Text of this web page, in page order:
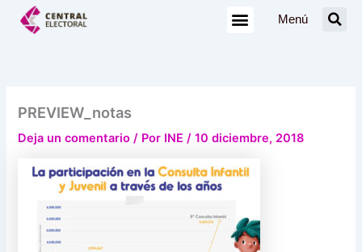
Menú
PREVIEW_notas
Deja un comentario / Por INE/10 diciembre, 2018